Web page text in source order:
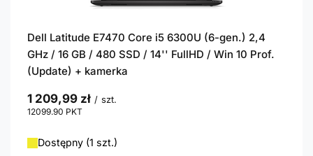
Dell Latitude E7470 Core i5 6300U (6-gen.) 2,4
GHz / 16 GB / 480 SSD / 14'' FullHD / Win 10 Prof.
(Update) + kamerka
1 209,99 zł / szt.
12099.90 PKT
Dostępny (1 szt.)